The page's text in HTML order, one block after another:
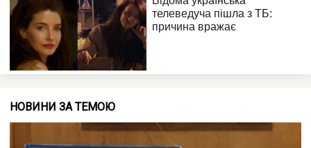
НОВИНИ ЗА ТЕМОЮ